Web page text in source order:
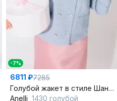
-7%
6811 ₽7285
Голубой жакет в стиле Шанель из текстиля
Anelli 1430 голубой